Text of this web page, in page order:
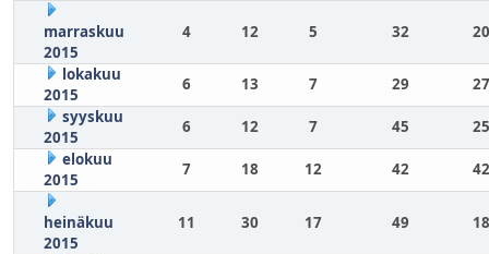
marraskuu
2015
4 12 5 32
lokakuu
2015
6 13 7 29
syyskuu
2015
6 12 7 45
elokuu
2015
7 18 12 42
heinäkuu
2015
11 30 17 49